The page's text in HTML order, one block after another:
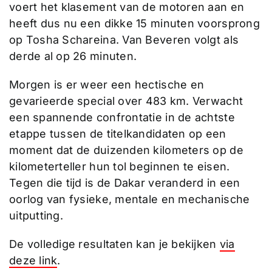
voert het klasement van de motoren aan en
heeft dus nu een dikke 15 minuten voorsprong
op Tosha Schareina. Van Beveren volgt als
derde al op 26 minuten.
Morgen is er weer een hectische en
gevarieerde special over 483 km. Verwacht
een spannende confrontatie in de achtste
etappe tussen de titelkandidaten op een
moment dat de duizenden kilometers op de
kilometerteller hun tol beginnen te eisen.
Tegen die tijd is de Dakar veranderd in een
oorlog van fysieke, mentale en mechanische
uitputting.
De volledige resultaten kan je bekijken via
deze link.